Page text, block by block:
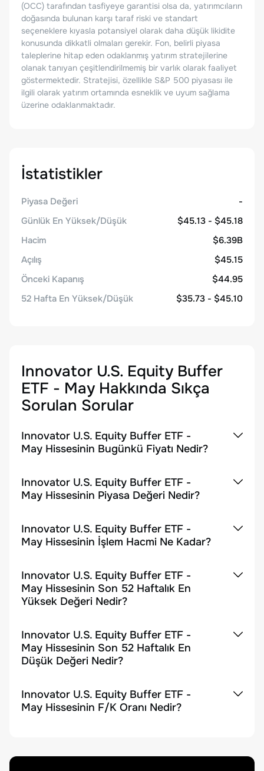
(OCC) tarafından tasfiyeye garantisi olsa da, yatırımcıların
doğasında bulunan karşı taraf riski ve standart
seçeneklere kıyasla potansiyel olarak daha düşük likidite
konusunda dikkatli olmaları gerekir. Fon, belirli piyasa
taleplerine hitap eden odaklanmış yatırım stratejilerine
olanak tanıyan çeşitlendirilmemiş bir varlık olarak faaliyet
göstermektedir. Stratejisi, özellikle S&P 500 piyasası ile
ilgili olarak yatırım ortamında esneklik ve uyum sağlama
üzerine odaklanmaktadır.
İstatistikler
Piyasa Değeri
-
Günlük En Yüksek/Düşük
$45.13 - $45.18
Hacim
$6.39B
Açılış
$45.15
Önceki Kapanış
$44.95
52 Hafta En Yüksek/Düşük
$35.73 - $45.10
Innovator U.S. Equity Buffer
ETF - May Hakkında Sıkça
Sorulan Sorular
Innovator U.S. Equity Buffer ETF -
May Hissesinin Bugünkü Fiyatı Nedir?
Innovator U.S. Equity Buffer ETF -
May Hissesinin Piyasa Değeri Nedir?
Innovator U.S. Equity Buffer ETF -
May Hissesinin İşlem Hacmi Ne Kadar?
Innovator U.S. Equity Buffer ETF -
May Hissesinin Son 52 Haftalık En
Yüksek Değeri Nedir?
Innovator U.S. Equity Buffer ETF -
May Hissesinin Son 52 Haftalık En
Düşük Değeri Nedir?
Innovator U.S. Equity Buffer ETF -
May Hissesinin F/K Oranı Nedir?